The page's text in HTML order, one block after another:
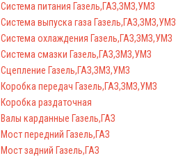
Система питания Газель,ГАЗ,ЗМЗ,УМЗ
Система выпуска газа Газель,ГАЗ,ЗМЗ,УМЗ
Система охлаждения Газель,ГАЗ,ЗМЗ,УМЗ
Система смазки Газель,ГАЗ,ЗМЗ,УМЗ
Сцепление Газель,ГАЗ,ЗМЗ,УМЗ
Коробка передач Газель,ГАЗ,ЗМЗ,УМЗ
Коробка раздаточная
Валы карданные Газель,ГАЗ
Мост передний Газель,ГАЗ
Мост задний Газель,ГАЗ